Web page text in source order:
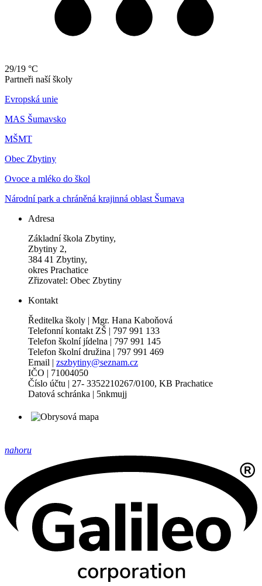
29/19 °C
Partneři naší školy
Evropská unie
MAS Šumavsko
MŠMT
Obec Zbytiny
Ovoce a mléko do škol
Národní park a chráněná krajinná oblast Šumava
Adresa
Základní škola Zbytiny,
Zbytiny 2,
384 41 Zbytiny,
okres Prachatice
Zřizovatel: Obec Zbytiny
Kontakt
Ředitelka školy | Mgr. Hana Kaboňová
Telefonní kontakt ZŠ | 797 991 133
Telefon školní jídelna | 797 991 145
Telefon školní družina | 797 991 469
Email | zszbytiny@seznam.cz
IČO | 71004050
Číslo účtu | 27- 3352210267/0100, KB Prachatice
Datová schránka | 5nkmujj
nahoru